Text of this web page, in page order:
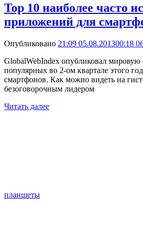
Top 10 наиболее часто
приложений для
Опубликовано 21:09 05.08.201300:18
GlobalWebIndex опубликовал мировую
популярных во 2-ом квартале этого
смартфонов. Как можно видеть на
безоговорочным лидером
Читать далее
планшеты